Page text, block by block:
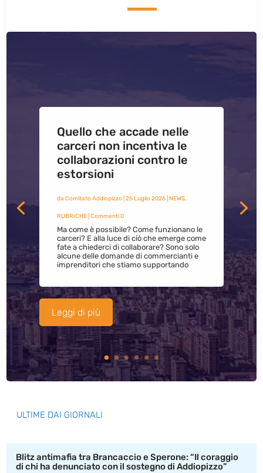
Quello che accade nelle
carceri non incentiva le
collaborazioni contro le
estorsioni
da Comitato Addiopizzo| 25 Luglio 2026| NEWS,
RUBRICHE| Commenti 0
Ma come è possibile? Come funzionano le
carceri? E alla luce di ciò che emerge come
fate a chiederci di collaborare? Sono solo
alcune delle domande di commercianti e
imprenditori che stiamo supportando
Leggi di più
ULTIME DAI GIORNALI
Blitz antimafia tra Brancaccio e Sperone: “Il coraggio
di chi ha denunciato con il sostegno di Addiopizzo”